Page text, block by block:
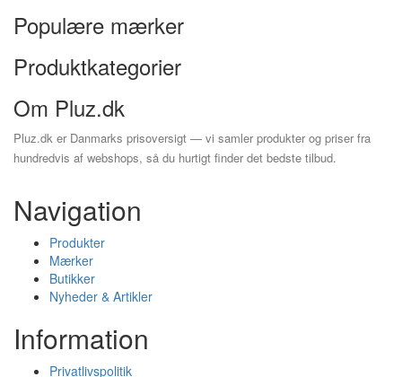
Populære mærker
Produktkategorier
Om Pluz.dk
Pluz.dk er Danmarks prisoversigt — vi samler produkter og priser fra
hundredvis af webshops, så du hurtigt finder det bedste tilbud.
Navigation
Produkter
Mærker
Butikker
Nyheder & Artikler
Information
Privatlivspolitik